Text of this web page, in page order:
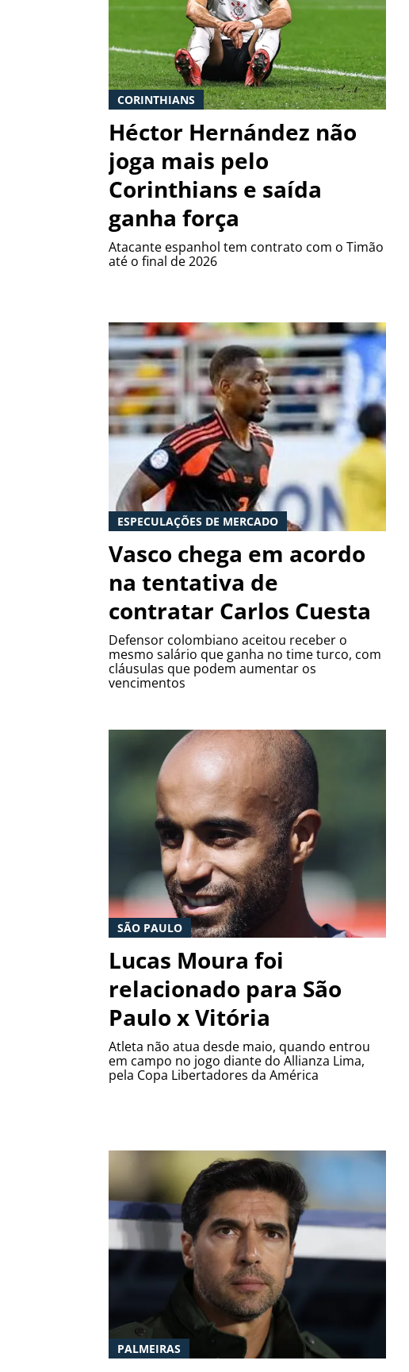
CORINTHIANS
Héctor Hernández não
joga mais pelo
Corinthians e saída
ganha força
Atacante espanhol tem contrato com o Timão
até o final de 2026
ESPECULAÇÕES DE MERCADO
Vasco chega em acordo
na tentativa de
contratar Carlos Cuesta
Defensor colombiano aceitou receber o
mesmo salário que ganha no time turco, com
cláusulas que podem aumentar os
vencimentos
SÃO PAULO
Lucas Moura foi
relacionado para São
Paulo x Vitória
Atleta não atua desde maio, quando entrou
em campo no jogo diante do Allianza Lima,
pela Copa Libertadores da América
PALMEIRAS